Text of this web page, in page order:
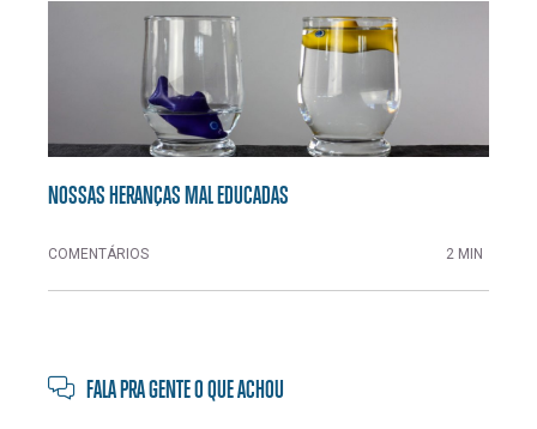
NOSSAS HERANÇAS MAL EDUCADAS
COMENTÁRIOS 2 MIN
FALA PRA GENTE O QUE ACHOU